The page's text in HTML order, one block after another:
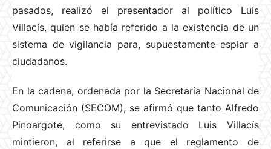
pasados, realizó el presentador al político Luis
Villacís, quien se había referido a la existencia de un
sistema de vigilancia para, supuestamente espiar a
ciudadanos.
En la cadena, ordenada por la Secretaría Nacional de
Comunicación (SECOM), se afirmó que tanto Alfredo
Pinoargote, como su entrevistado Luis Villacís
mintieron, al referirse a que el reglamento de